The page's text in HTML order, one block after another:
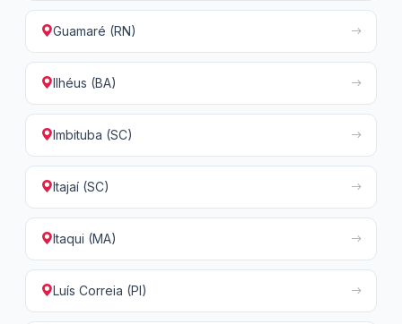
Guamaré (RN)
Ilhéus (BA)
Imbituba (SC)
Itajaí (SC)
Itaqui (MA)
Luís Correia (PI)